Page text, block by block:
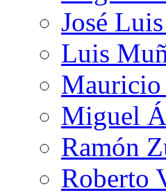
José
Luis
Mauricio
Miguel
Ramón
Roberto